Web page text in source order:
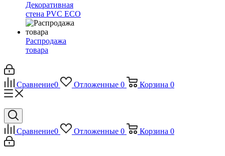
Декоративная
стена PVC ECO
Распродажа
товара
Сравнение0 Отложенные 0 Корзина 0
Сравнение0 Отложенные 0 Корзина 0